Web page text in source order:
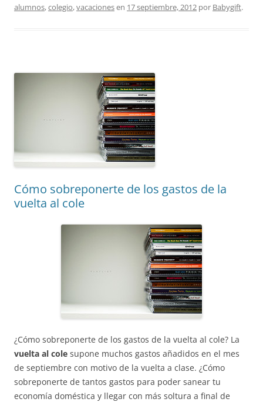
alumnos,colegio,vacacionesen 17 septiembre, 2012 por Babygift.
Cómo sobreponerte de los gastos de la
vuelta al cole
¿Cómo sobreponerte de los gastos de la vuelta al cole? La
vuelta al cole supone muchos gastos añadidos en el mes
de septiembre con motivo de la vuelta a clase. ¿Cómo
sobreponerte de tantos gastos para poder sanear tu
economía doméstica y llegar con más soltura a final de